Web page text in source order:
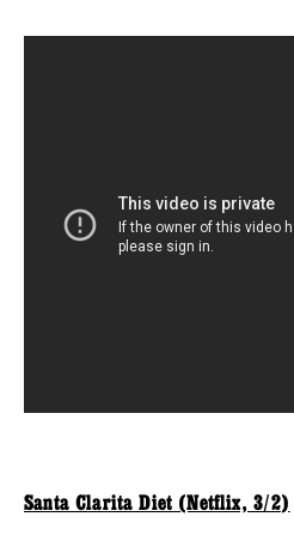
Santa Clarita Diet (Netflix, 3/2)